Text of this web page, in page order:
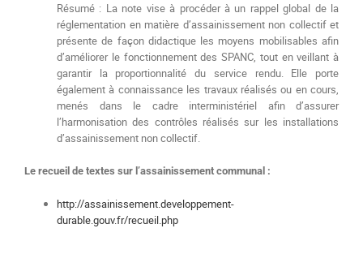
Résumé : La note vise à procéder à un rappel global de la
réglementation en matière d’assainissement non collectif et
présente de façon didactique les moyens mobilisables afin
d’améliorer le fonctionnement des SPANC, tout en veillant à
garantir la proportionnalité du service rendu. Elle porte
également à connaissance les travaux réalisés ou en cours,
menés dans le cadre interministériel afin d’assurer
l’harmonisation des contrôles réalisés sur les installations
d’assainissement non collectif.
Le recueil de textes sur l’assainissement communal :
http://assainissement.developpement-
durable.gouv.fr/recueil.php